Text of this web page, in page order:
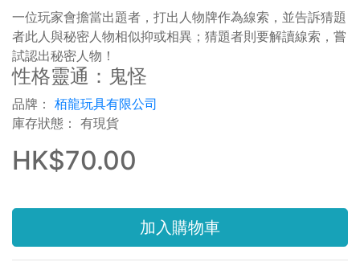
一位玩家會擔當出題者，打出人物牌作為線索，並告訴猜題
者此人與秘密人物相似抑或相異；猜題者則要解讀線索，嘗
試認出秘密人物！
性格靈通：鬼怪
品牌： 栢龍玩具有限公司
庫存狀態： 有現貨
HK$70.00
加入購物車